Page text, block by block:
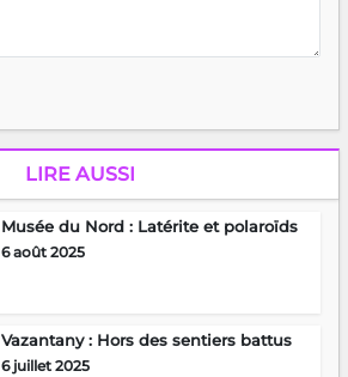
LIRE AUSSI
Musée du Nord : Latérite et polaroïds
6 août 2025
Vazantany : Hors des sentiers battus
6 juillet 2025